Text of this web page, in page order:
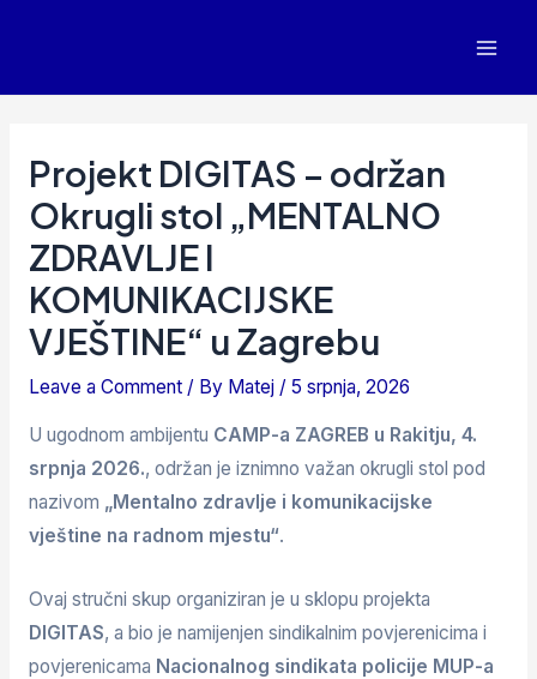
Projekt DIGITAS – održan
Okrugli stol „MENTALNO
ZDRAVLJE I
KOMUNIKACIJSKE
VJEŠTINE“ u Zagrebu
Leave a Comment / By Matej / 5 srpnja, 2026
U ugodnom ambijentu CAMP-a ZAGREB u Rakitju, 4.
srpnja 2026., održan je iznimno važan okrugli stol pod
nazivom „Mentalno zdravlje i komunikacijske
vještine na radnom mjestu“.
Ovaj stručni skup organiziran je u sklopu projekta
DIGITAS, a bio je namijenjen sindikalnim povjerenicima i
povjerenicama Nacionalnog sindikata policije MUP-a